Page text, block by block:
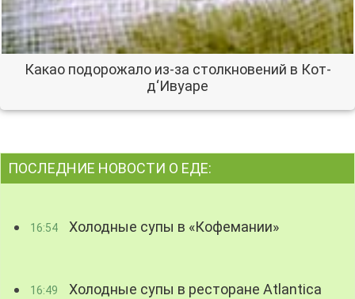
Какао подорожало из-за столкновений в Кот-
д‘Ивуаре
ПОСЛЕДНИЕ НОВОСТИ О ЕДЕ:
16:54 Холодные супы в «Кофемании»
16:49 Холодные супы в ресторане Atlantica